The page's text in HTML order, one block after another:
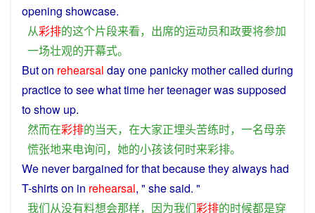
opening showcase.
从彩排的这个片段来看， 出席的运动员和政要将参加
一场壮观的开幕式。
Buton rehearsal dayone panicky mothercalled during
practicetosee whattime herteenagerwassupposed
to show up.
然而在彩排的当天， 在大家正埋头苦练时， 一名母亲
慌张地来电询问， 她的小孩该何时来彩排。
We neverbargained for thatbecausetheyalways had
T-shirtson in rehearsal, " she said. "
我们从没有料想会那样， 因为我们彩排的时候都是穿